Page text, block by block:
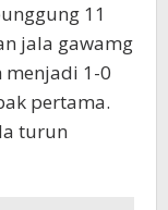
11
jala gawamg
menjadi 1-0
pertama.
turun